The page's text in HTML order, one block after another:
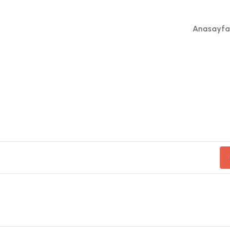
Anasayfa